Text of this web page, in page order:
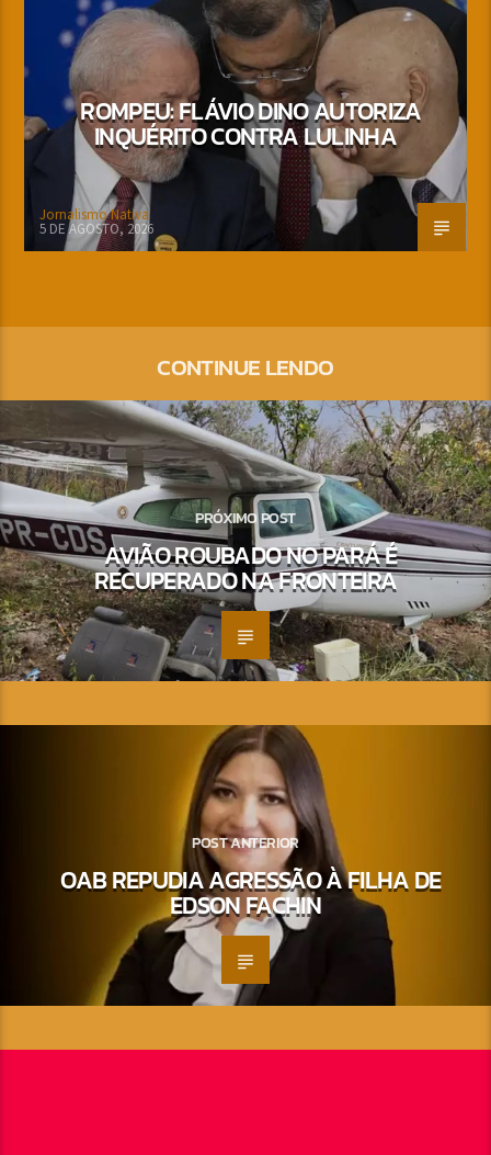
ROMPEU: FLÁVIO DINO AUTORIZA
INQUÉRITO CONTRA LULINHA
Jornalismo Nativa
5 DE AGOSTO, 2026
CONTINUE LENDO
PRÓXIMO POST
AVIÃO ROUBADO NO PARÁ É
RECUPERADO NA FRONTEIRA
POST ANTERIOR
OAB REPUDIA AGRESSÃO À FILHA DE
EDSON FACHIN